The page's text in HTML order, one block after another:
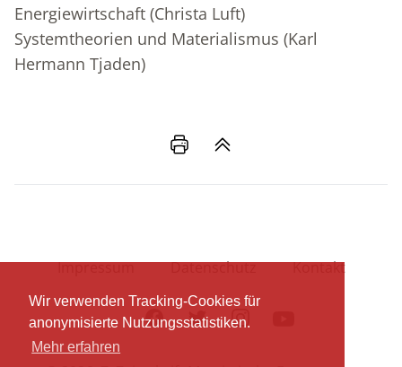
Wir verwenden Tracking-Cookies für
anonymisierte Nutzungsstatistiken.
Mehr erfahren
Energiewirtschaft (Christa Luft)
Systemtheorien und Materialismus (Karl
Hermann Tjaden)
Impressum Datenschutz Kontakt
FacebookTwitterInstagram